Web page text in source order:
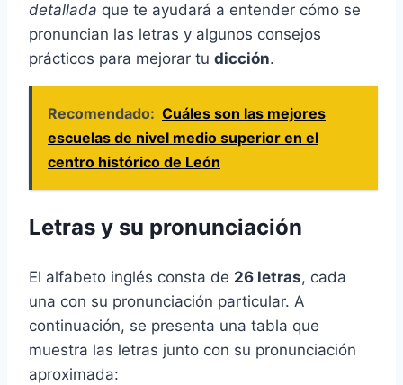
detallada que te ayudará a entender cómo se
pronuncian las letras y algunos consejos
prácticos para mejorar tu dicción.
Recomendado: Cuáles son las mejores
escuelas de nivel medio superior en el
centro histórico de León
Letras y su pronunciación
El alfabeto inglés consta de 26 letras, cada
una con su pronunciación particular. A
continuación, se presenta una tabla que
muestra las letras junto con su pronunciación
aproximada: